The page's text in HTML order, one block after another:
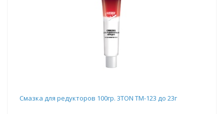
Смазка для редукторов 100гр. 3TON ТМ-123 до 23г